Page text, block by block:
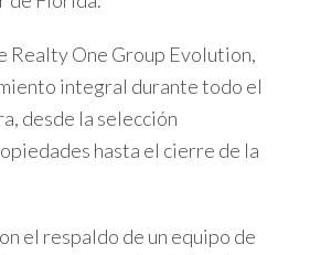
de un complejo turístico en
inversionistas se reunió para
Aunque enfrentaron retos
locales, lograron establecer el
más de veinte empleos. Su
durante el proceso.
Realty One Group Evolution,
integral durante todo el
desde la selección
hasta el cierre de la
el respaldo de un equipo de